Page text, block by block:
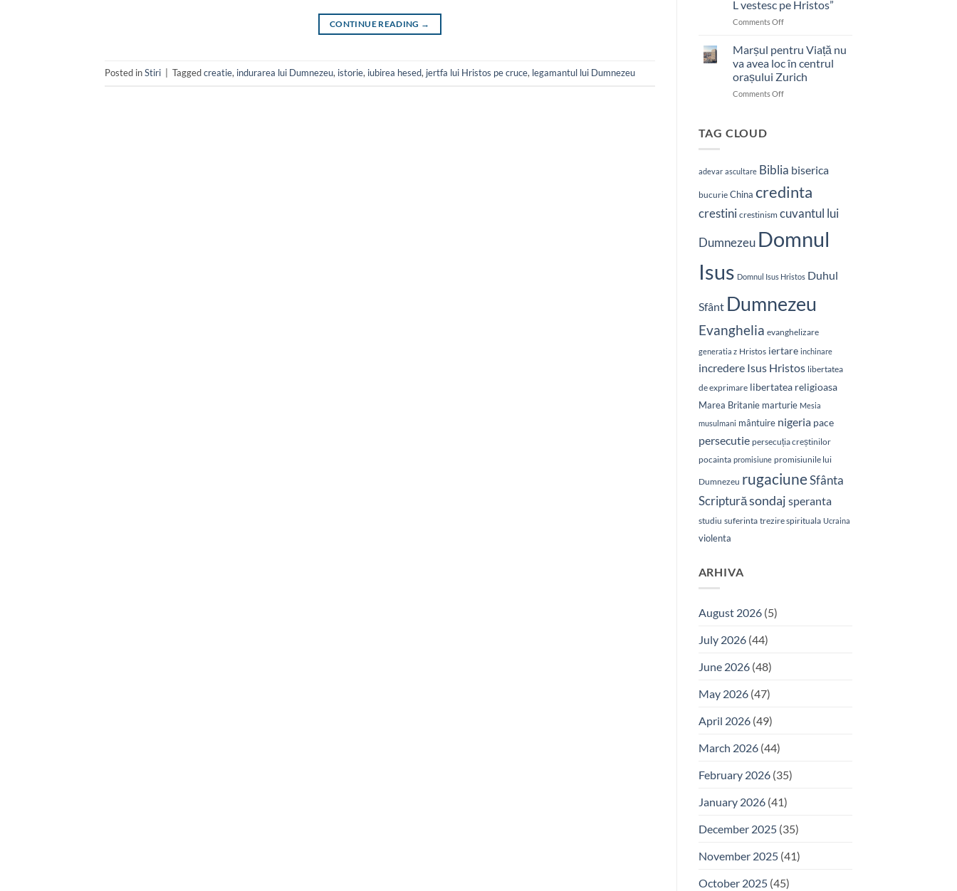
CONTINUE READING →
Posted inStiri Taggedcreatie, indurarea lui Dumnezeu, istorie, iubirea hesed, jertfa lui Hristos pe cruce, legamantul lui Dumnezeu
L vestesc pe Hristos”
Comments Offon
bătut
cu
brutalitate
în
Nepal:
L
pe
Marșul pentru Viață nu
va avea loc în centrul
orașului Zurich
Comments Offon
avea
loc
în
orașului
TAG CLOUD
adevar ascultare Biblia biserica
bucurie China credinta
crestini crestinism cuvantul lui
Dumnezeu Domnul
Isus Domnul Isus Hristos Duhul
Sfânt Dumnezeu
Evanghelia evanghelizare
generatia z Hristos iertare inchinare
incredere Isus Hristos libertatea
de exprimare libertatea religioasa
Marea Britanie marturie Mesia
musulmani mântuire nigeria pace
persecutie persecuția creștinilor
pocainta promisiune promisiunile lui
Dumnezeu rugaciuneSfânta
Scripturăsondaj speranta
studiu suferinta trezire spirituala Ucraina
violenta
ARHIVA
August 2026(5)
July 2026(44)
June 2026(48)
May 2026(47)
April 2026(49)
March 2026(44)
February 2026(35)
January 2026(41)
December 2025(35)
November 2025(41)
October 2025(45)